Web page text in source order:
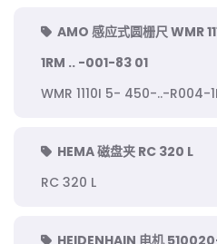
AMO 感应式圆栅尺 WMR
1RM .. -001-83 01
WMR 1110I 5- 450-..-R004-
HEMA 磁盘夹 RC 320 L
RC 320 L
HEIDENHAIN 电机